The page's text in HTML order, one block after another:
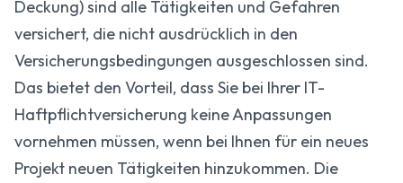
Deckung) sind alle Tätigkeiten und Gefahren
versichert, die nicht ausdrücklich in den
Versicherungs­bedingungen ausgeschlossen sind.
Das bietet den Vorteil, dass Sie bei Ihrer IT-
Haftpflicht­versicherung keine Anpassungen
vornehmen müssen, wenn bei Ihnen für ein neues
Projekt neuen Tätigkeiten hinzukommen. Die